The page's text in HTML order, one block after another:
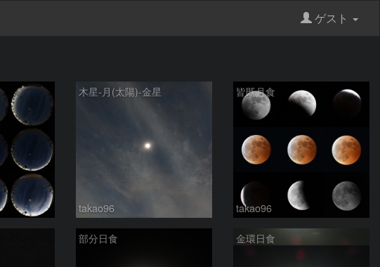
ゲスト
木星-月(太陽)-金星
takao96
皆既月食
takao96
部分日食 金環日食